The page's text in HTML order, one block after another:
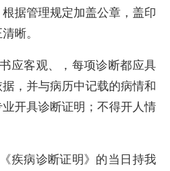
据管理规定加盖公章，盖印
晰。
应客观、，每项诊断都应具
，并与病历中记载的病情和
开具诊断证明；不得开人情
疾病诊断证明》的当日持我